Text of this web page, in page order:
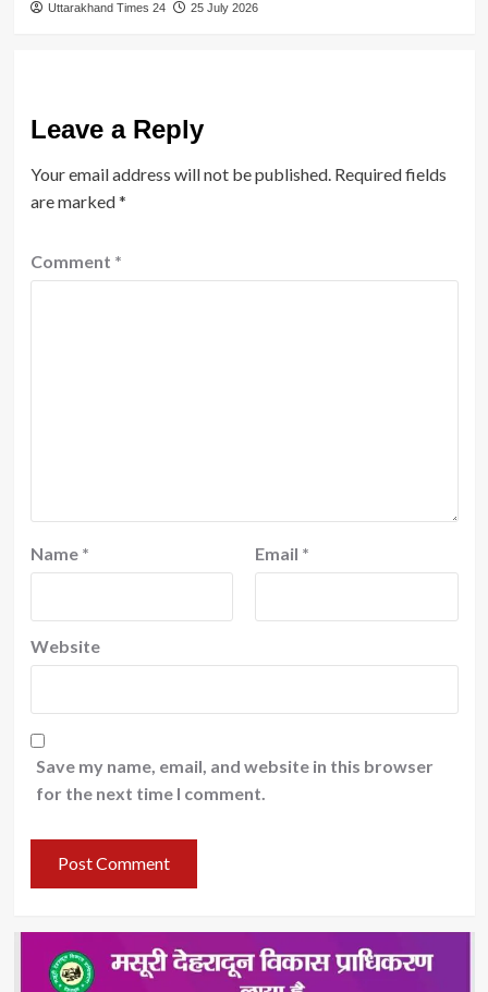
Uttarakhand Times 24 25 July 2026
Leave a Reply
Your email address will not be published. Required fields
are marked*
Comment *
Name * Email *
Website
Save my name, email, and website in this browser
for the next time I comment.